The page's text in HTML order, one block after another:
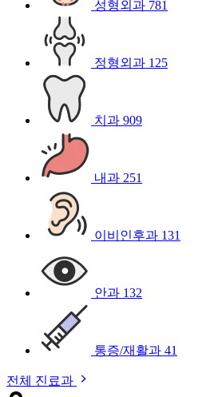
성형외과 781
정형외과 125
치과 909
내과 251
이비인후과 131
안과 132
통증/재활과 41
전체 진료과